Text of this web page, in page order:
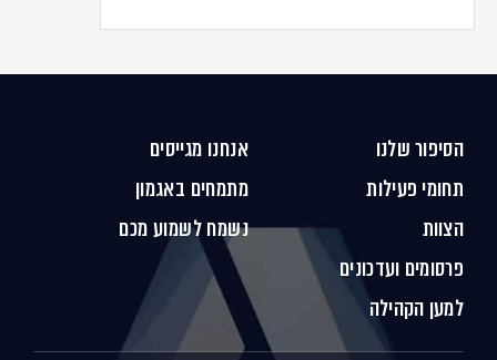
הסיפור שלנו
תחומי פעילות
הצוות
פרסומים ועדכונים
למען הקהילה
אנחנו מגייסים
מתמחים באגמון
נשמח לשמוע מכם